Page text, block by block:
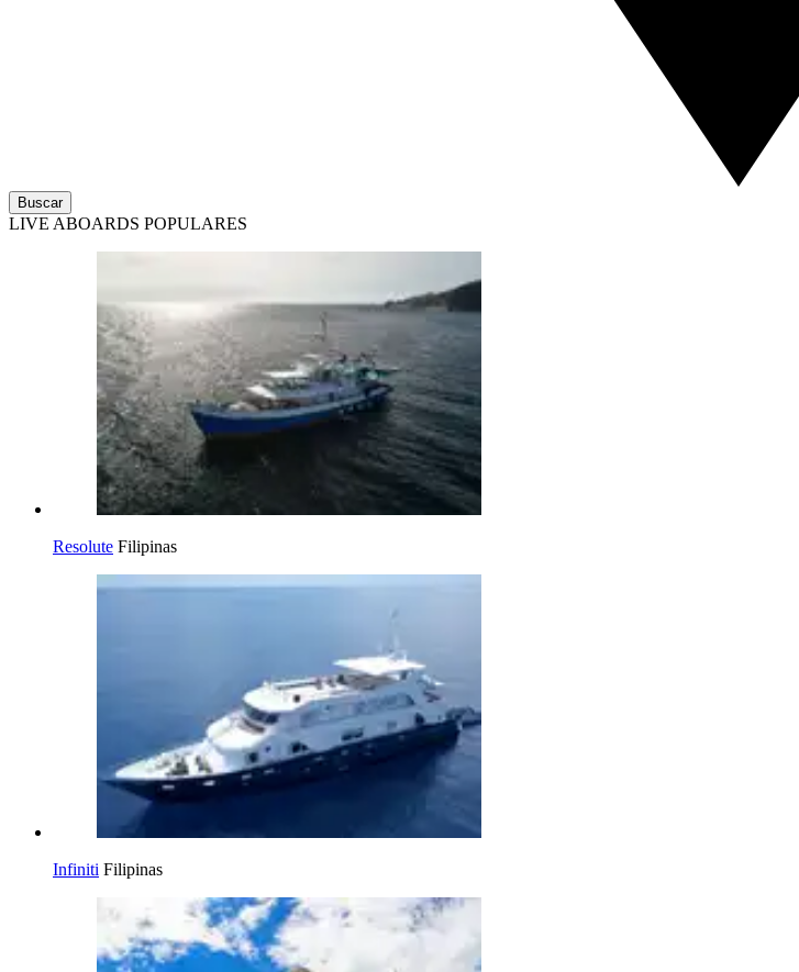
Buscar
LIVE ABOARDS POPULARES
Resolute Filipinas
Infiniti Filipinas